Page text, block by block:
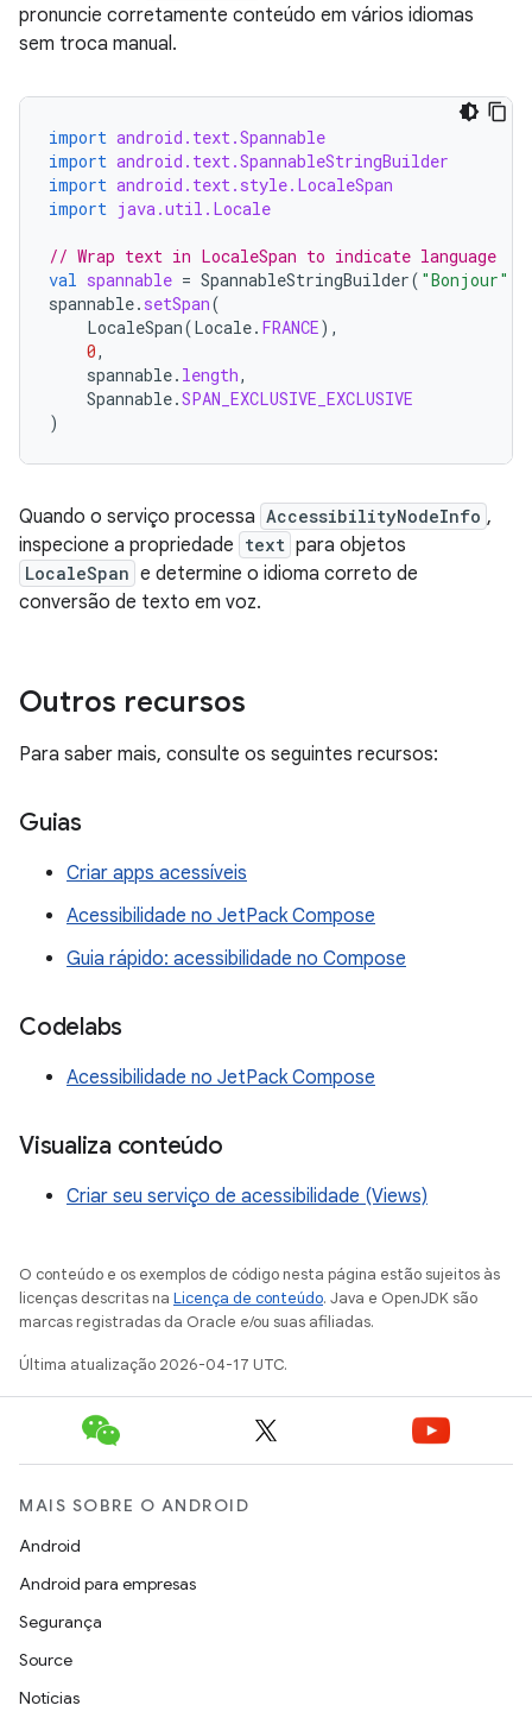
pronuncie corretamente conteúdo em vários idiomas
sem troca manual.
import android.text.Spannable
import android.text.SpannableStringBuilder
import android.text.style.LocaleSpan
import java.util.Locale
// Wrap text in LocaleSpan to indicate language
val spannable = SpannableStringBuilder( "Bonjour"
spannable. setSpan(
LocaleSpan(Locale. FRANCE),
0,
spannable. length,
Spannable.SPAN_EXCLUSIVE_EXCLUSIVE
)
Quando o serviço processa AccessibilityNodeInfo ,
inspecione a propriedade text para objetos
LocaleSpan e determine o idioma correto de
conversão de texto em voz.
Outros recursos
Para saber mais, consulte os seguintes recursos:
Guias
Criar apps acessíveis
Acessibilidade no JetPack Compose
Guia rápido: acessibilidade no Compose
Codelabs
Acessibilidade no JetPack Compose
Visualiza conteúdo
Criar seu serviço de acessibilidade (Views)
O conteúdo e os exemplos de código nesta página estão sujeitos às
licenças descritas na Licença de conteúdo. Java e OpenJDK são
marcas registradas da Oracle e/ou suas afiliadas.
Última atualização 2026-04-17 UTC.
MAIS SOBRE O ANDROID
Android
Android para empresas
Segurança
Source
Notícias